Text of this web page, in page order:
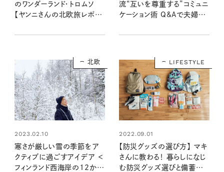
のワンダーランド・トロムソ
【ヤンニさんの北欧旅レポー
流“互いを尊重する”コミュニ
ケーション術 Q&Aで夫婦の
北欧
2023.02.10
寒さが厳しい雪の季節をア
クティブに過ごすアイデア ＜
フィンランド西海岸の12か月
LIFESTYLE
2022.09.01
【防災グッズの選び方】 マキ
さんに教わる！ 暮らしになじ
む防災グッズ選びと備蓄品